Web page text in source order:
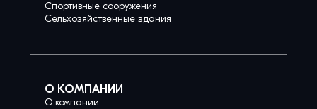
Спортивные сооружения
Сельхозяйственные здания
О КОМПАНИИ
О компании